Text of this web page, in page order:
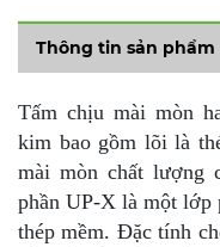
Thông tin sản phẩm
Tấm chịu mài mòn
kim bao gồm lõi là
mài mòn chất lượng
phần UP-X là một lớp
thép mềm. Đặc tính